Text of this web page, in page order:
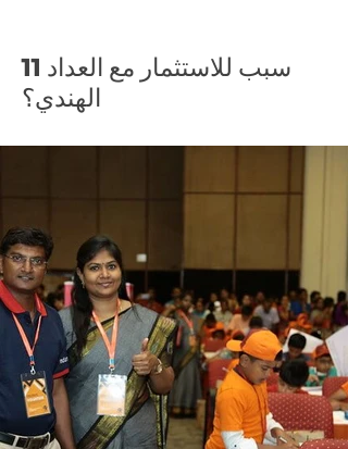
11 سبب للاستثمار مع العداد
الهندي؟